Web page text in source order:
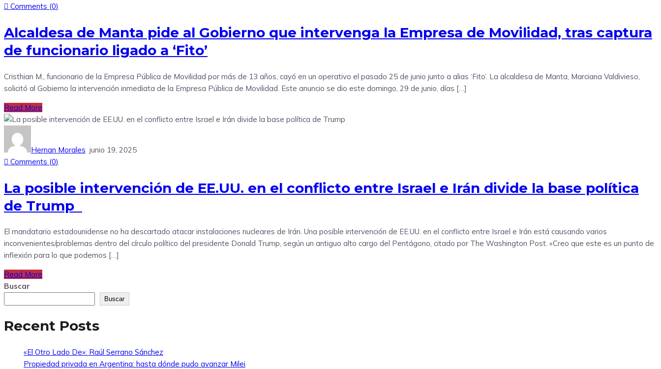
Comments (0)
Alcaldesa de Manta pide al Gobierno que intervenga la Empresa de Movilidad, tras captura
de funcionario ligado a ‘Fito’
Cristhian M., funcionario de la Empresa Pública de Movilidad por más de 13 años, cayó en un operativo el pasado 25 de junio junto a alias ‘Fito’. La alcaldesa de Manta, Marciana Valdivieso,
solicitó al Gobierno la intervención inmediata de la Empresa Pública de Movilidad. Este anuncio se dio este domingo, 29 de junio, días […]
Read More
Hernan Morales junio 19, 2025
Comments (0)
La posible intervención de EE.UU. en el conflicto entre Israel e Irán divide la base política
de Trump
El mandatario estadounidense no ha descartado atacar instalaciones nucleares de Irán. Una posible intervención de EE.UU. en el conflicto entre Israel e Irán está causando varios
inconvenientes/problemas dentro del círculo político del presidente Donald Trump, según un antiguo alto cargo del Pentágono, citado por The Washington Post. «Creo que este es un punto de
inflexión para lo que podemos […]
Read More
Buscar
Buscar
Recent Posts
«El Otro Lado De»: Raúl Serrano Sánchez
Propiedad privada en Argentina: hasta dónde pudo avanzar Milei